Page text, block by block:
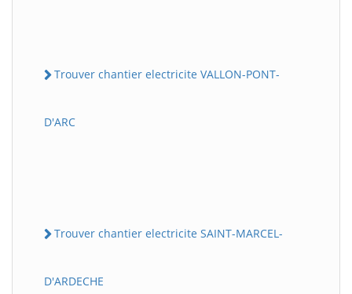
Trouver chantier electricite VALLON-PONT-
D'ARC
Trouver chantier electricite SAINT-MARCEL-
D'ARDECHE